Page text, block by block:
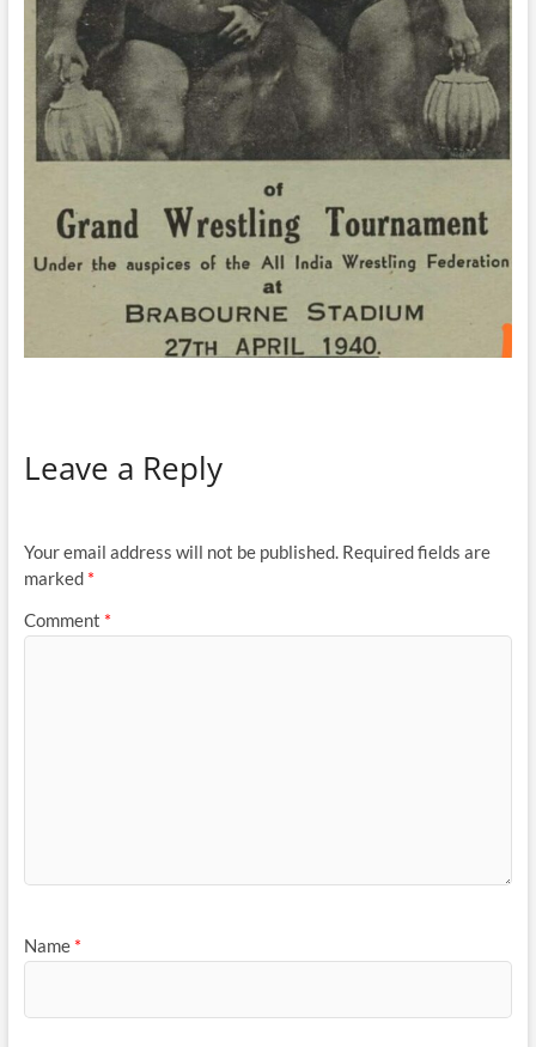
Leave a Reply
Your email address will not be published. Required fields are
marked *
Comment *
Name *